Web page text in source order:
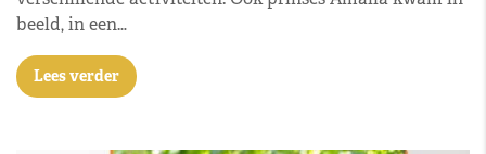
beeld, in een…
Lees verder